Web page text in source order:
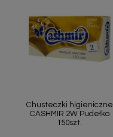
Chusteczki higieniczne
CASHMIR 2W Pudełko
150szt.